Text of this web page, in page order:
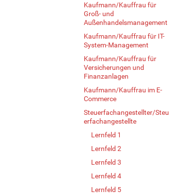
Kaufmann/Kauffrau für
Groß- und
Außenhandelsmanagement
Kaufmann/Kauffrau für IT-
System-Management
Kaufmann/Kauffrau für
Versicherungen und
Finanzanlagen
Kaufmann/Kauffrau im E-
Commerce
Steuerfachangestellter/Steu
erfachangestellte
Lernfeld 1
Lernfeld 2
Lernfeld 3
Lernfeld 4
Lernfeld 5